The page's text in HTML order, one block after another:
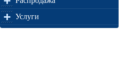
Услуги